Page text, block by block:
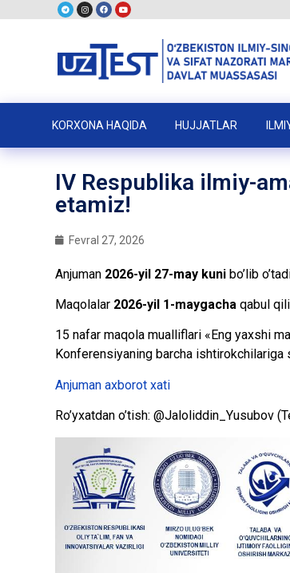
KORXONA HAQIDA HUJJATLAR
IV Respublika ilmiy-
etamiz!
Fevral 27, 2026
Anjuman 2026-yil 27-may kuni bo’lib
Maqolalar 2026-yil 1-maygacha qabul
15 nafar maqola mualliflari «Eng yaxshi
Konferensiyaning barcha
Anjuman axborot xati
Ro’yxatdan o’tish: @Jaloliddin_Yusubov